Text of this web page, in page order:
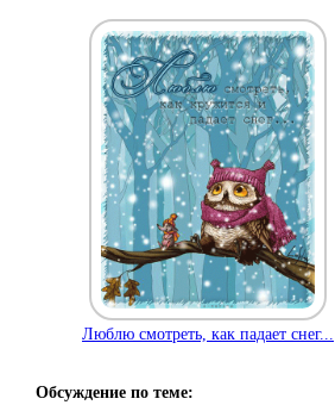
Люблю смотреть, как падает снег...
Обсуждение по теме: